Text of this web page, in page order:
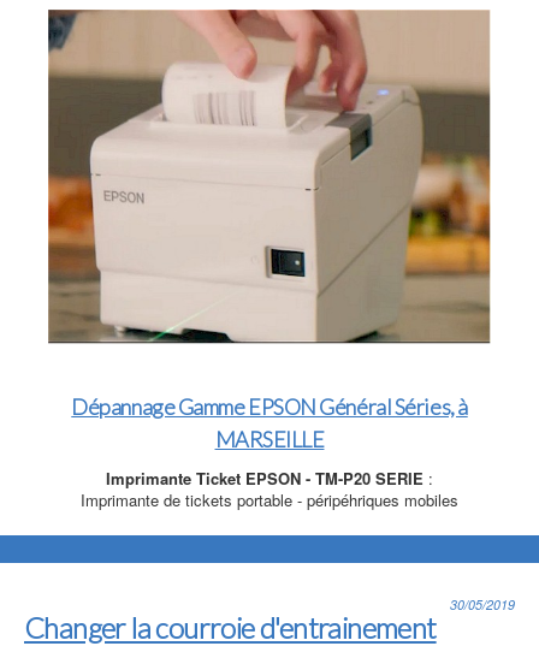
Dépannage Gamme EPSON Général Séries, à
MARSEILLE
Imprimante Ticket EPSON - TM-P20 SERIE :
Imprimante de tickets portable - péripéhriques mobiles
Changer la courroie d'entrainement
30/05/2019